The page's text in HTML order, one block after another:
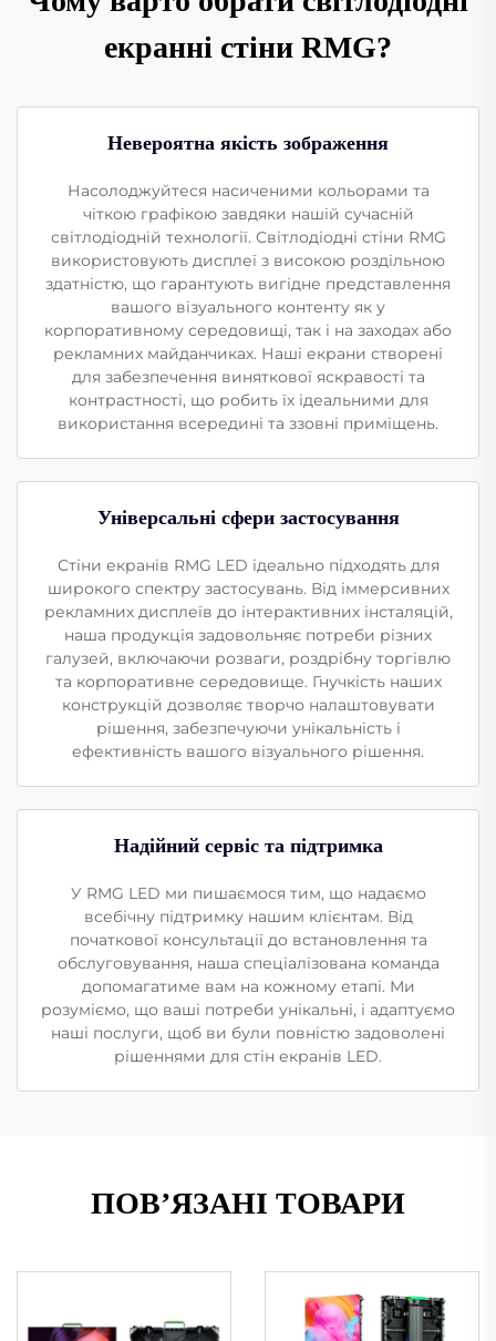
екранні стіни RMG?
Невероятна якість зображення
Насолоджуйтеся насиченими кольорами та
чіткою графікою завдяки нашій сучасній
світлодіодній технології. Світлодіодні стіни RMG
використовують дисплеї з високою роздільною
здатністю, що гарантують вигідне представлення
вашого візуального контенту як у
корпоративному середовищі, так і на заходах або
рекламних майданчиках. Наші екрани створені
для забезпечення виняткової яскравості та
контрастності, що робить їх ідеальними для
використання всередині та ззовні приміщень.
Універсальні сфери застосування
Стіни екранів RMG LED ідеально підходять для
широкого спектру застосувань. Від іммерсивних
рекламних дисплеїв до інтерактивних інсталяцій,
наша продукція задовольняє потреби різних
галузей, включаючи розваги, роздрібну торгівлю
та корпоративне середовище. Гнучкість наших
конструкцій дозволяє творчо налаштовувати
рішення, забезпечуючи унікальність і
ефективність вашого візуального рішення.
Надійний сервіс та підтримка
У RMG LED ми пишаємося тим, що надаємо
всебічну підтримку нашим клієнтам. Від
початкової консультації до встановлення та
обслуговування, наша спеціалізована команда
допомагатиме вам на кожному етапі. Ми
розуміємо, що ваші потреби унікальні, і адаптуємо
наші послуги, щоб ви були повністю задоволені
рішеннями для стін екранів LED.
ПОВ’ЯЗАНІ ТОВАРИ